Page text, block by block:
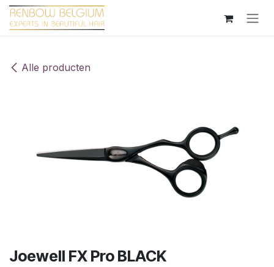
Overslaan naar inhoud
Alle producten
Joewell FX Pro BLACK